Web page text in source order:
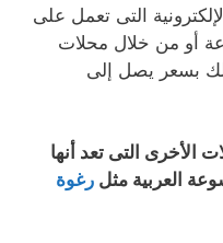
التى تعمل على
أو من خلال محلات
بسعر يصل إلى
الأخرى التى تعد أنها
العربية مثل رغوة